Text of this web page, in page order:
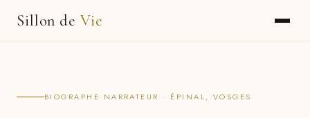
Sillon de Vie
BIOGRAPHE NARRATEUR · ÉPINAL, VOSGES